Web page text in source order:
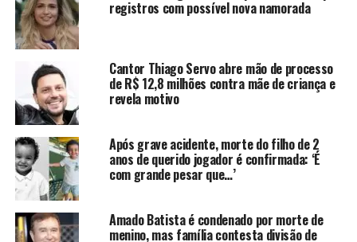
Rayane Figliuzzi denuncia violência
domésticaFoto/Instagram/@rayfigliuzzi
registros com possível nova namorada
Cantor Thiago Servo abre mão de processo
de R$ 12,8 milhões contra mãe de criança e
revela motivo
Após grave acidente, morte do filho de 2
anos de querido jogador é confirmada: ‘É
com grande pesar que…’
Amado Batista é condenado por morte de
menino, mas família contesta divisão de